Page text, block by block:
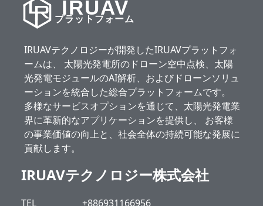
IRUAV
プラットフォーム
IRUAVテクノロジーが開発したIRUAVプラットフォ
ームは、 太陽光発電所のドローン空中点検、太陽
光発電モジュールのAI解析、およびドローンソリュ
ーションを統合した総合プラットフォームです。
多様なサービスオプションを通じて、太陽光発電業
界に革新的なアプリケーションを提供し、 お客様
の事業価値の向上と、社会全体の持続可能な発展に
貢献します。
IRUAVテクノロジー株式会社
TEL +886931166956